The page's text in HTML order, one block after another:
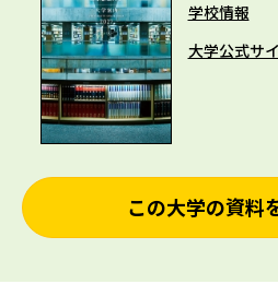
学校情報
大学公式サ
この大学の資料